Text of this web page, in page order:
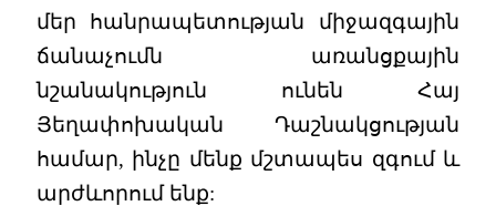
մեր հանրապետության միջազգային
ճանաչումն առանցքային
նշանակություն ունեն Հայ
Յեղափոխական Դաշնակցության
համար, ինչը մենք մշտապես զգում և
արժևորում ենք: